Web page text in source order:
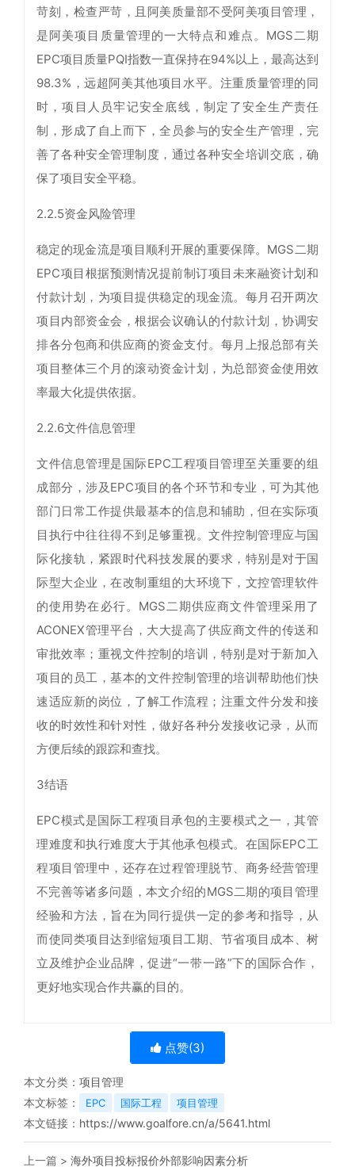
苛刻，检查严苛，且阿美质量部不受阿美项目管理，
是阿美项目质量管理的一大特点和难点。MGS二期
EPC项目质量PQI指数一直保持在94%以上，最高达到
98.3%，远超阿美其他项目水平。注重质量管理的同
时，项目人员牢记安全底线，制定了安全生产责任
制，形成了自上而下，全员参与的安全生产管理，完
善了各种安全管理制度，通过各种安全培训交底，确
保了项目安全平稳。
2.2.5资金风险管理
稳定的现金流是项目顺利开展的重要保障。MGS二期
EPC项目根据预测情况提前制订项目未来融资计划和
付款计划，为项目提供稳定的现金流。每月召开两次
项目内部资金会，根据会议确认的付款计划，协调安
排各分包商和供应商的资金支付。每月上报总部有关
项目整体三个月的滚动资金计划，为总部资金使用效
率最大化提供依据。
2.2.6文件信息管理
文件信息管理是国际EPC工程项目管理至关重要的组
成部分，涉及EPC项目的各个环节和专业，可为其他
部门日常工作提供最基本的信息和辅助，但在实际项
目执行中往往得不到足够重视。文件控制管理应与国
际化接轨，紧跟时代科技发展的要求，特别是对于国
际型大企业，在改制重组的大环境下，文控管理软件
的使用势在必行。MGS二期供应商文件管理采用了
ACONEX管理平台，大大提高了供应商文件的传送和
审批效率；重视文件控制的培训，特别是对于新加入
项目的员工，基本的文件控制管理的培训帮助他们快
速适应新的岗位，了解工作流程；注重文件分发和接
收的时效性和针对性，做好各种分发接收记录，从而
方便后续的跟踪和查找。
3结语
EPC模式是国际工程项目承包的主要模式之一，其管
理难度和执行难度大于其他承包模式。在国际EPC工
程项目管理中，还存在过程管理脱节、商务经营管理
不完善等诸多问题，本文介绍的MGS二期的项目管理
经验和方法，旨在为同行提供一定的参考和指导，从
而使同类项目达到缩短项目工期、节省项目成本、树
立及维护企业品牌，促进“一带一路”下的国际合作，
更好地实现合作共赢的目的。
点赞(3)
本文分类： 项目管理
本文标签：
EPC 国际工程 项目管理
本文链接： https://www.goalfore.cn/a/5641.html
上一篇 > 海外项目投标报价外部影响因素分析